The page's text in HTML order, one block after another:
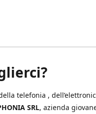
telefonia ,
SRL, azienda